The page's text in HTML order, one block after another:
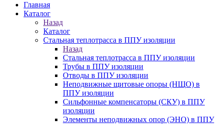
Главная
Каталог
Назад
Каталог
Стальная теплотрасса в ППУ изоляции
Назад
Стальная теплотрасса в ППУ изоляции
Трубы в ППУ изоляции
Отводы в ППУ изоляции
Неподвижные щитовые опоры (НЩО) в
ППУ изоляции
Cильфонные компенсаторы (СКУ) в ППУ
изоляции
Элементы неподвижных опор (ЭНО) в ППУ